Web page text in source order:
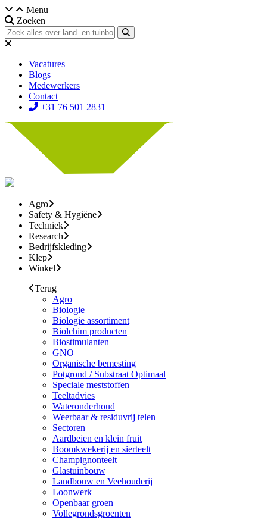
Menu
Zoeken
Vacatures
Blogs
Medewerkers
Contact
+31 76 501 2831
Agro
Safety & Hygiëne
Techniek
Research
Bedrijfskleding
Klep
Winkel
Terug
Agro
Biologie
Biologie assortiment
Biolchim producten
Biostimulanten
GNO
Organische bemesting
Potgrond / Substraat Optimaal
Speciale meststoffen
Teeltadvies
Wateronderhoud
Weerbaar & residuvrij telen
Sectoren
Aardbeien en klein fruit
Boomkwekerij en sierteelt
Champignonteelt
Glastuinbouw
Landbouw en Veehouderij
Loonwerk
Openbaar groen
Vollegrondsgroenten